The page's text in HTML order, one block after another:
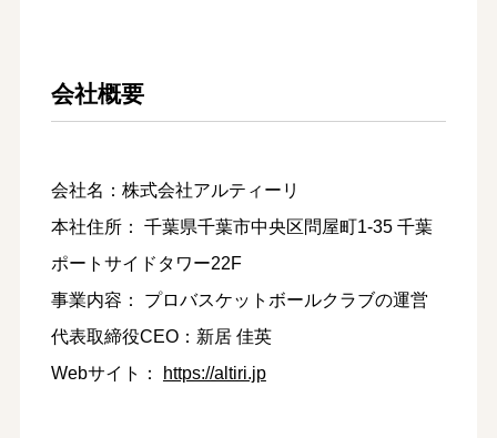
会社概要
会社名：株式会社アルティーリ
本社住所： 千葉県千葉市中央区問屋町1-35 千葉
ポートサイドタワー22F
事業内容： プロバスケットボールクラブの運営
代表取締役CEO：新居 佳英
Webサイト：
https://altiri.jp